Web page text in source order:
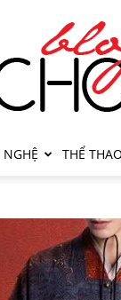
THỂ THAO